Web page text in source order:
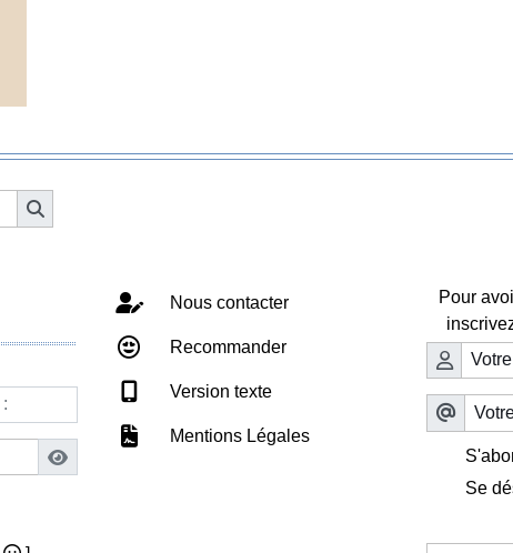
Nous contacter
Recommander
Version texte
Mentions Légales
Pour
Se